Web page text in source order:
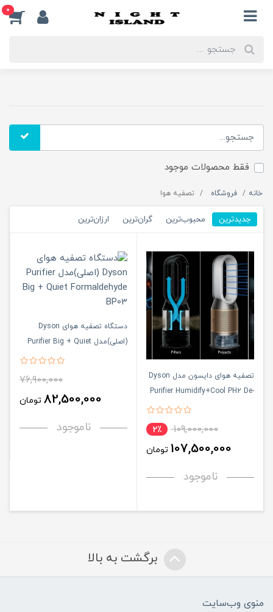
0
فقط محصولات موجود
خانه فروشگاه تصفیه هوا
جدیدترین محبوب‌ترین گران‌ترین ارزان‌ترین
تصفیه هوای دایسون مدل Dyson
Purifier Humidify+Cool PH2 De-
109,000,000 2٪
107,500,000 تومان
ناموجود
دستگاه تصفیه هوای Dyson
(اصلی)مدل Purifier Big + Quiet
Formaldehyde BP03
76,900,000
82,500,000 تومان
ناموجود
برگشت به بالا
منوی وب‌سایت